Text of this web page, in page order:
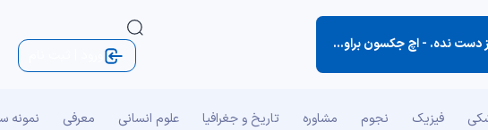
دست نده. -اچ جکسون براون (کتاب نکته‌های کوچک زندگی)
فیزیک نجوم مشاوره تاریخ و جغرافیا علوم انسانی معرفی نمونه